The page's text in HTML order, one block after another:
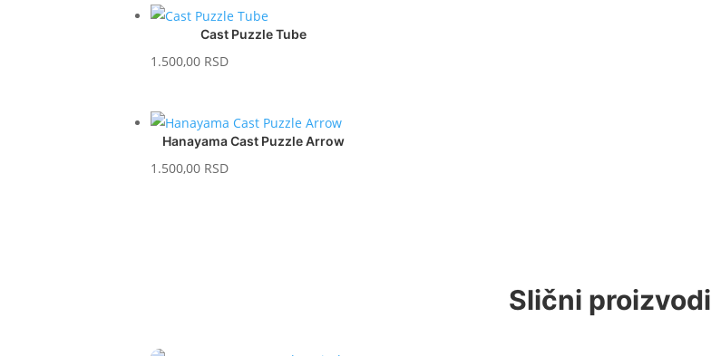
Cast Puzzle Tube
1.500,00 RSD
Hanayama Cast Puzzle Arrow
1.500,00 RSD
Slični proizvodi